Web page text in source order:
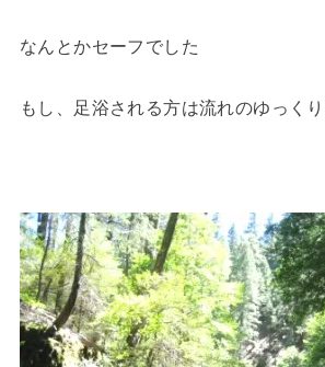
なんとかセーフでした
もし、足浴される方は流れのゆっく